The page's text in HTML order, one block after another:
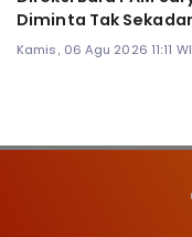
Diminta Tak
Kamis, 06 Agu 2026 11:11